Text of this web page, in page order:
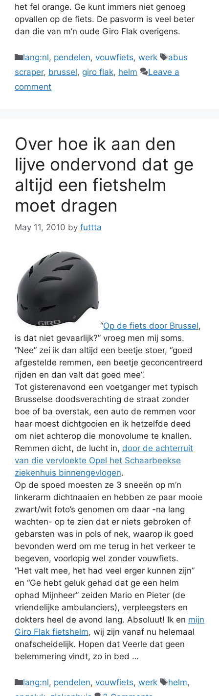
het fel orange. Ge kunt immers niet genoeg
opvallen op de fiets. De pasvorm is veel beter
dan die van m’n oude Giro Flak overigens.
Categories
lang:nl, pendelen, vouwfiets, werk Tags
abus
scraper, brussel, giro flak, helm
Leave a
comment
Over hoe ik aan den
lijve ondervond dat ge
altijd een fietshelm
moet dragen
May 11, 2010 by futtta
“Op de fiets door Brussel,
is dat niet gevaarlijk?” vroeg men mij soms.
“Nee” zei ik dan altijd een beetje stoer, “goed
afgestelde remmen, een beetje geconcentreerd
rijden en dan valt dat goed mee”.
Tot gisterenavond een voetganger met typisch
Brusselse doodsverachting de straat zonder
boe of ba overstak, een auto de remmen voor
haar moest dichtgooien en ik hetzelfde deed
om niet achterop die monovolume te knallen.
Remmen dicht, de lucht in, door de achterruit
van die vervloekte Opel het Schaarbeekse
ziekenhuis binnengevlogen.
Op de spoed moesten ze 3 sneeën op m’n
linkerarm dichtnaaien en hebben ze paar mooie
zwart/wit foto’s genomen om daar -na lang
wachten- op te zien dat er niets gebroken of
gebarsten was in pols of nek, waarop ik goed
bevonden werd om me terug in het verkeer te
begeven, voorlopig wel zonder vouwfiets.
“Het valt mee, het had veel erger kunnen zijn”
en “Ge hebt geluk gehad dat ge een helm
ophad Mijnheer” zeiden Mario en Pieter (de
vriendelijke ambulanciers), verpleegsters en
dokters heel de avond lang. Absoluut! Ik en mijn
Giro Flak fietshelm, wij zijn vanaf nu helemaal
onafscheidelijk. Hopen dat Veerle dat geen
belemmering vindt, zo in bed …
Categories
lang:nl, pendelen, vouwfiets, werk Tags
helm,